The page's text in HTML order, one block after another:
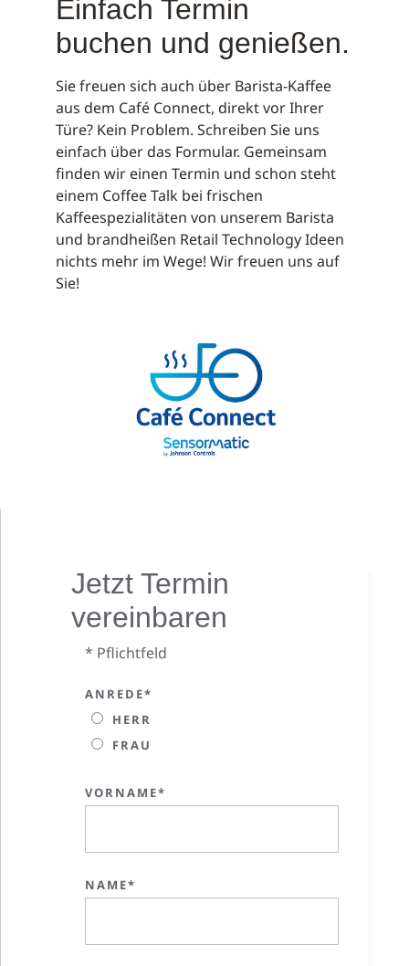
Einfach Termin
buchen und genießen.
Sie freuen sich auch über Barista-Kaffee
aus dem Café Connect, direkt vor Ihrer
Türe? Kein Problem. Schreiben Sie uns
einfach über das Formular. Gemeinsam
finden wir einen Termin und schon steht
einem Coffee Talk bei frischen
Kaffeespezialitäten von unserem Barista
und brandheißen Retail Technology Ideen
nichts mehr im Wege! Wir freuen uns auf
Sie!
Jetzt Termin
vereinbaren
* Pflichtfeld
ANREDE*
HERR
FRAU
VORNAME*
NAME*